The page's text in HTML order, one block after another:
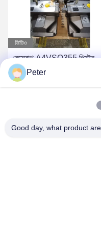
ভিডিও
রেক্স্রোথ A4FO সিরিজ অক্ষীয়
পিস্টন ফিক্সড পাম্প
A4FO125_30L-
খুচরা যন্ত্রাংশ A4FO22
Peter
Good day, what product